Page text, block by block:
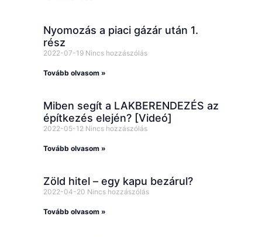
Nyomozás a piaci gázár után 1.
rész
2022-07-19 Nincs hozzászólás
Tovább olvasom »
Miben segít a LAKBERENDEZÉS az
építkezés elején? [Videó]
2022-05-12 Nincs hozzászólás
Tovább olvasom »
Zöld hitel – egy kapu bezárul?
2022-04-20 Nincs hozzászólás
Tovább olvasom »